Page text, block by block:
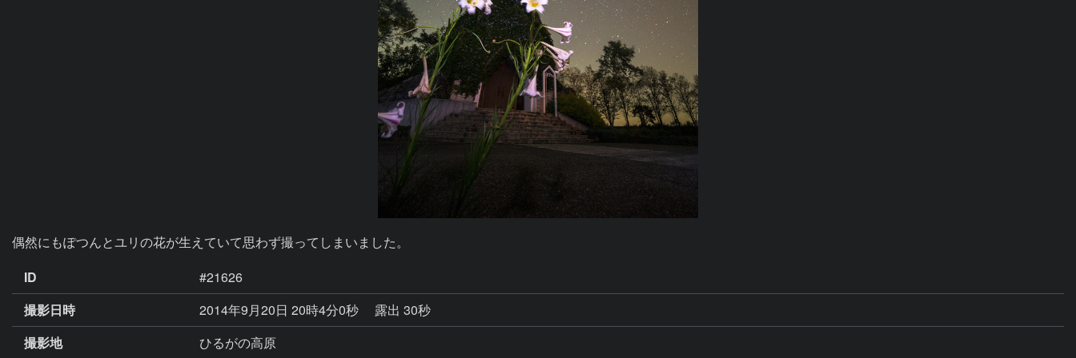
偶然にもぽつんとユリの花が生えていて思わず撮ってしまいました。
ID
#21626
撮影日時
2014年9月20日 20時4分0秒
露出 30秒
撮影地
ひるがの高原